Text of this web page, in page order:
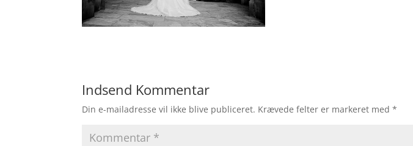
Indsend Kommentar
Din e-mailadresse vil ikke blive publiceret. Krævede felter er markeret med*